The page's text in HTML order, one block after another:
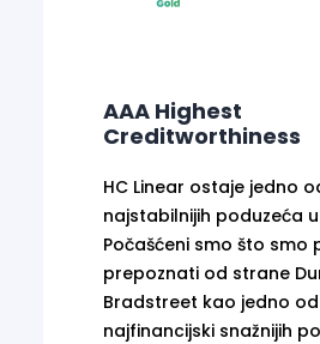
AAA Highest
Creditworthiness
HC Linear ostaje jedno
najstabilnijih poduzeća
Počašćeni smo što smo
prepoznati od strane
Bradstreet kao jedno od
najfinancijski snažnijih